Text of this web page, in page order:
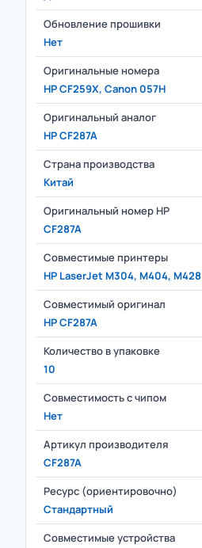
Обновление прошивки
Нет
Оригинальные номера
HP CF259X, Canon 057H
Оригинальный аналог
HP CF287A
Страна производства
Китай
Оригинальный номер HP
CF287A
Совместимые принтеры
HP LaserJet M304, M404, M428
Совместимый оригинал
HP CF287A
Количество в упаковке
10
Совместимость с чипом
Нет
Артикул производителя
CF287A
Ресурс (ориентировочно)
Стандартный
Совместимые устройства